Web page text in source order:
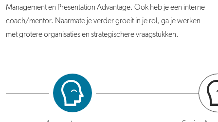
Management en Presentation Advantage. Ook heb je een interne
coach/mentor. Naarmate je verder groeit in je rol, ga je werken
met grotere organisaties en strategischere vraagstukken.